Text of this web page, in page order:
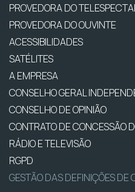
PROVEDORA DO
PROVEDORA DO OUVINTE
ACESSIBILIDADES
SATÉLITES
A EMPRESA
CONSELHO GERAL
CONSELHO DE OPINIÃO
CONTRATO DE CONCESSÃO
RÁDIO E TELEVISÃO
RGPD
GESTÃO DAS DEFINIÇÕES DE